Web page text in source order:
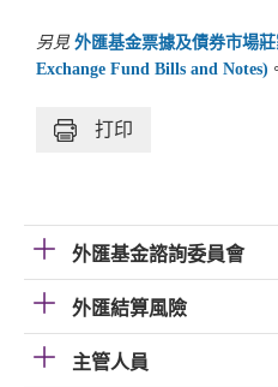
另見 外匯基金票據及債券市場
Exchange Fund Bills and Notes) 。
打印
外匯基金諮詢委員會
外匯結算風險
主管人員